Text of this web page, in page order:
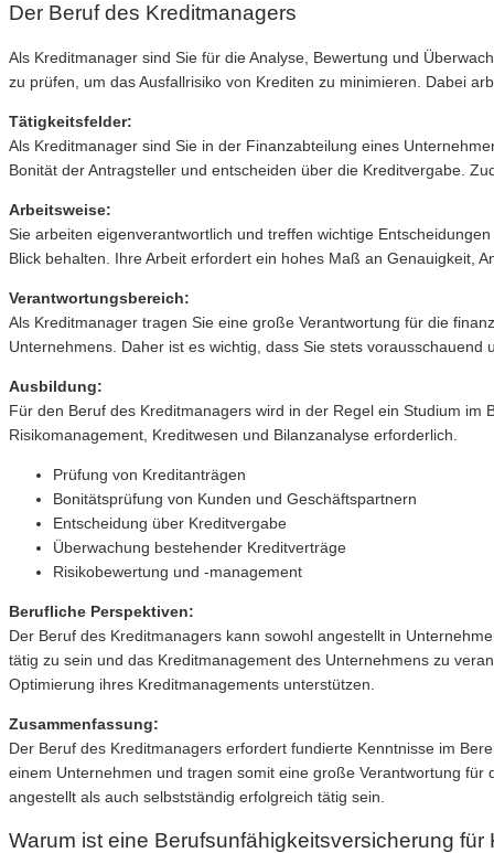
Der Beruf des Kreditmanagers
Als Kreditmanager sind Sie für die Analyse, Bewertung und
zu prüfen, um das Ausfallrisiko von Krediten zu minimieren. Dabei
Tätigkeitsfelder:
Als Kreditmanager sind Sie in der Finanzabteilung eines
Bonität der Antragsteller und entscheiden über die Kreditvergabe.
Arbeitsweise:
Sie arbeiten eigenverantwortlich und treffen wichtige
Blick behalten. Ihre Arbeit erfordert ein hohes Maß an Genauigkeit,
Verantwortungsbereich:
Als Kreditmanager tragen Sie eine große Verantwortung für die
Unternehmens. Daher ist es wichtig, dass Sie stets vorausschauend
Ausbildung:
Für den Beruf des Kreditmanagers wird in der Regel ein Studium
Risikomanagement, Kreditwesen und Bilanzanalyse erforderlich.
Prüfung von Kreditanträgen
Bonitätsprüfung von Kunden und Geschäftspartnern
Entscheidung über Kreditvergabe
Überwachung bestehender Kreditverträge
Risikobewertung und -management
Berufliche Perspektiven:
Der Beruf des Kreditmanagers kann sowohl angestellt in
tätig zu sein und das Kreditmanagement des Unternehmens zu
Optimierung ihres Kreditmanagements unterstützen.
Zusammenfassung:
Der Beruf des Kreditmanagers erfordert fundierte Kenntnisse im
einem Unternehmen und tragen somit eine große Verantwortung
angestellt als auch selbstständig erfolgreich tätig sein.
Warum ist eine Berufsunfähigkeitsversicherung für